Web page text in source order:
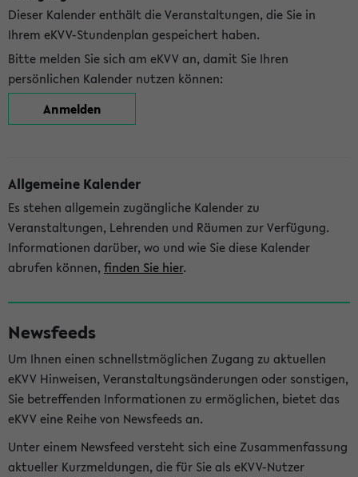
Dieser Kalender enthält die Veranstaltungen, die Sie in
Ihrem eKVV-Stundenplan gespeichert haben.
Bitte melden Sie sich am eKVV an, damit Sie Ihren
persönlichen Kalender nutzen können:
Anmelden
Allgemeine Kalender
Es stehen allgemein zugängliche Kalender zu
Veranstaltungen, Lehrenden und Räumen zur Verfügung.
Informationen darüber, wo und wie Sie diese Kalender
abrufen können, finden Sie hier.
Newsfeeds
Um Ihnen einen schnellstmöglichen Zugang zu aktuellen
eKVV Hinweisen, Veranstaltungsänderungen oder sonstigen,
Sie betreffenden Informationen zu ermöglichen, bietet das
eKVV eine Reihe von Newsfeeds an.
Unter einem Newsfeed versteht sich eine Zusammenfassung
aktueller Kurzmeldungen, die für Sie als eKVV-Nutzer